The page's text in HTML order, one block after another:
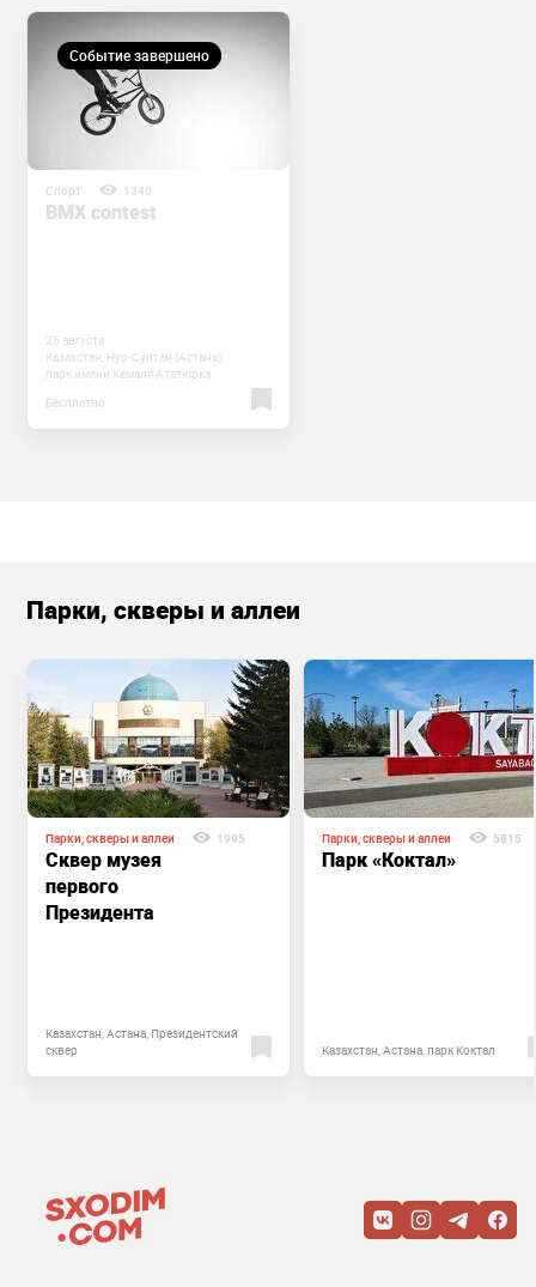
Событие завершено
Спорт 1340
BMX contest
25 августа
Казахстан, Нур-Султан (Астана),
парк имени Кемаля Ататюрка
Бесплатно
Парки, скверы и аллеи
Парки, скверы и аллеи 1995
Сквер музея
первого
Президента
Казахстан, Астана, Президентский
сквер
Парки, скверы и аллеи 5815
Парк «Коктал»
Казахстан, Астана, парк Коктал